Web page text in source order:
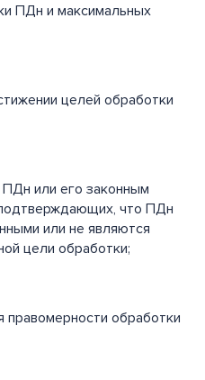
ПДн и максимальных
целей обработки
или его законным
что ПДн
или не являются
цели обработки;
правомерности обработки